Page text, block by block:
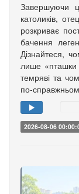
Завершуючи
католиків,
розкриває
бачення
Дізнайтеся,
лише «пташки
темряві та
по-
2026-08-06